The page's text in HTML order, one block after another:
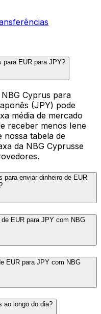
para EUR para JPY?
Cyprus para
(JPY) pode
média de mercado
receber menos Iene
nossa tabela de
da NBG Cyprusse
para enviar dinheiro de EUR
EUR para JPY com NBG
EUR para JPY com NBG
ao longo do dia?